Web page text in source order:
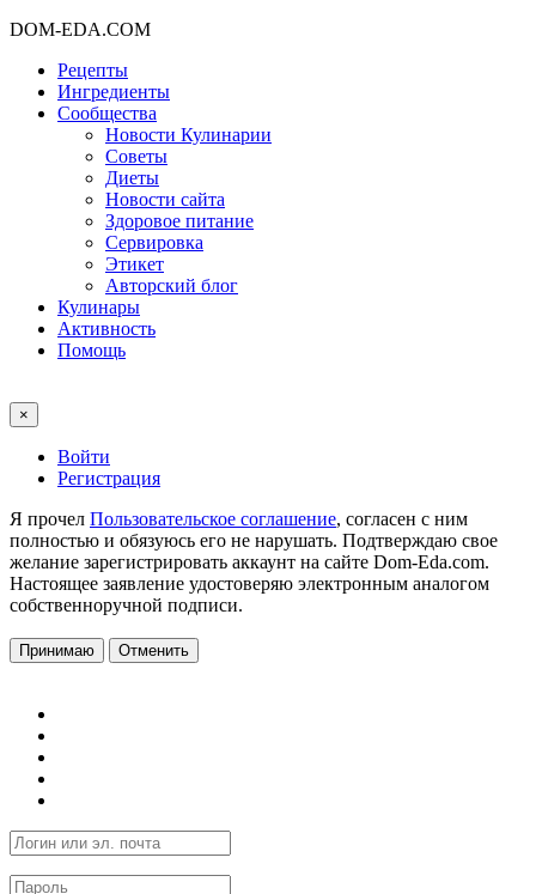
DOM-EDA.COM
Рецепты
Ингредиенты
Сообщества
Новости Кулинарии
Советы
Диеты
Новости сайта
Здоровое питание
Сервировка
Этикет
Авторский блог
Кулинары
Активность
Помощь
×
Войти
Регистрация
Я прочел Пользовательское соглашение, согласен с ним
полностью и обязуюсь его не нарушать. Подтверждаю свое
желание зарегистрировать аккаунт на сайте Dom-Eda.com.
Настоящее заявление удостоверяю электронным аналогом
собственноручной подписи.
Принимаю Отменить